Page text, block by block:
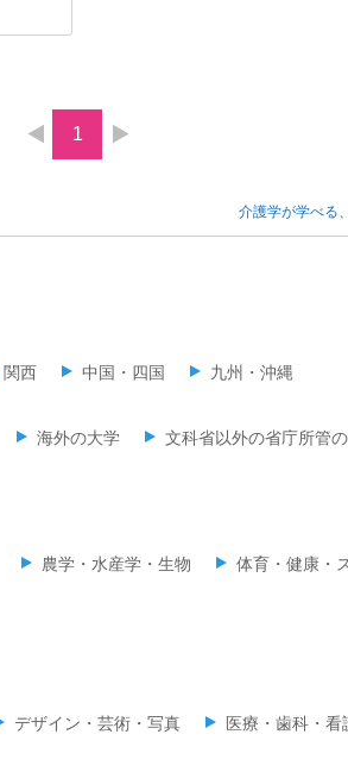
1
介護学が学べる
関西 中国・四国 九州・沖縄
海外の大学 文科省以外の省庁所管
農学・水産学・生物 体育・健康・
デザイン・芸術・写真 医療・歯科・看